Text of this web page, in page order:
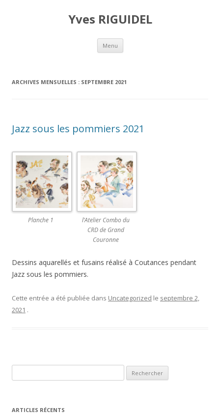
Yves RIGUIDEL
Menu Aller au contenu principal
ARCHIVES MENSUELLES : SEPTEMBRE 2021
Jazz sous les pommiers 2021
Planche 1
l’Atelier Combo du
CRD de Grand
Couronne
Dessins aquarellés et fusains réalisé à Coutances pendant
Jazz sous les pommiers.
Cette entrée a été publiée dans Uncategorized le septembre 2,
2021 .
ARTICLES RÉCENTS